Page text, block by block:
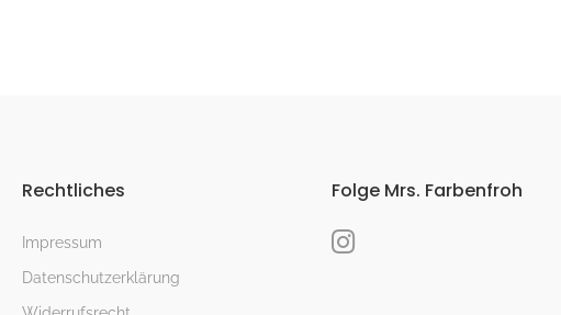
Rechtliches
Impressum
Datenschutzerklärung
Folge Mrs. Farbenfroh